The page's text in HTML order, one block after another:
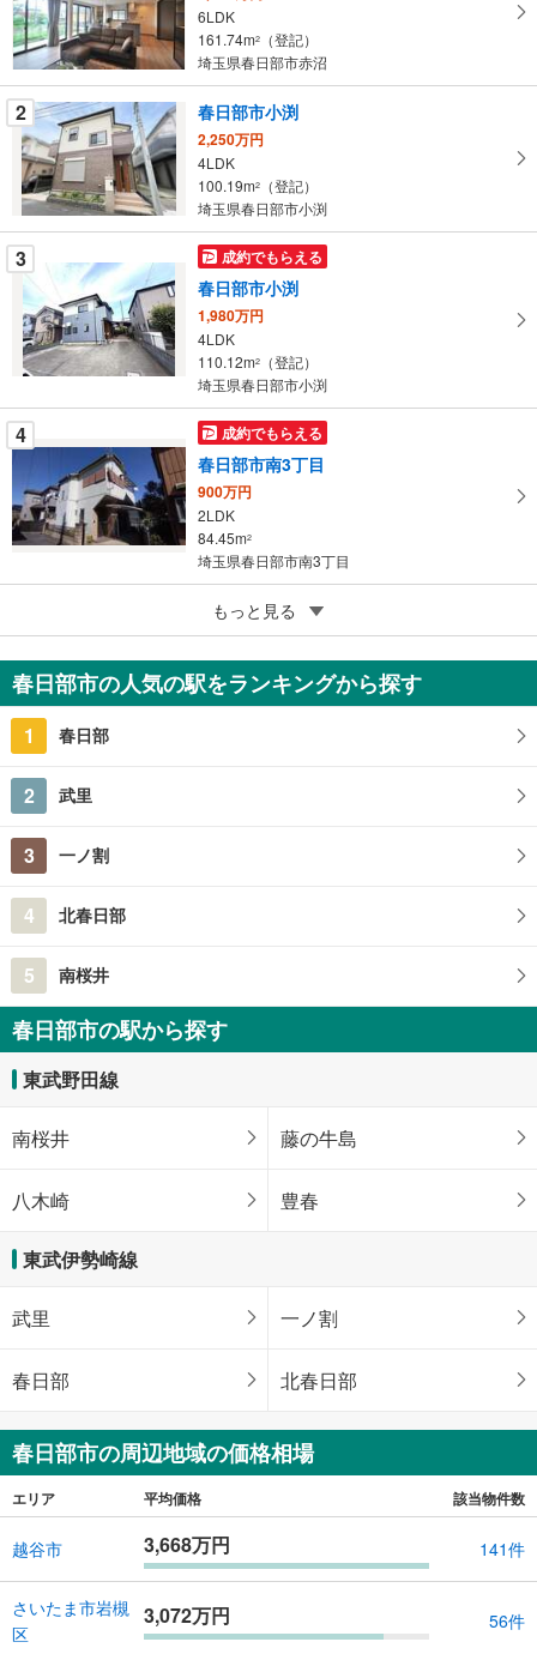
取
る
・
条
件
を
マ
イ
ペ
ー
ジ
に
保
存
す
る
6LDK
161.74m2
（登記）
埼玉県春日部市赤沼
2 春日部市小渕
2,250万円
4LDK
100.19m2
（登記）
埼玉県春日部市小渕
3 成約でもらえる
春日部市小渕
1,980万円
4LDK
110.12m2
（登記）
埼玉県春日部市小渕
4 成約でもらえる
春日部市南3丁目
900万円
2LDK
84.45m2
埼玉県春日部市南3丁目
春日部市東中野
980万円
4LDK
93.15m （登記）
埼玉県春日部市東中野
もっと見る
春日部市の人気の駅をランキングから探す
1 春日部
2 武里
3 一ノ割
4 北春日部
5 南桜井
春日部市の駅から探す
東武野田線
南桜井 藤の牛島
八木崎 豊春
東武伊勢崎線
武里 一ノ割
春日部 北春日部
春日部市の周辺地域の価格相場
エリア 平均価格 該当物件数
越谷市 3,668万円 141件
さいたま市岩槻
区
3,072万円 56件